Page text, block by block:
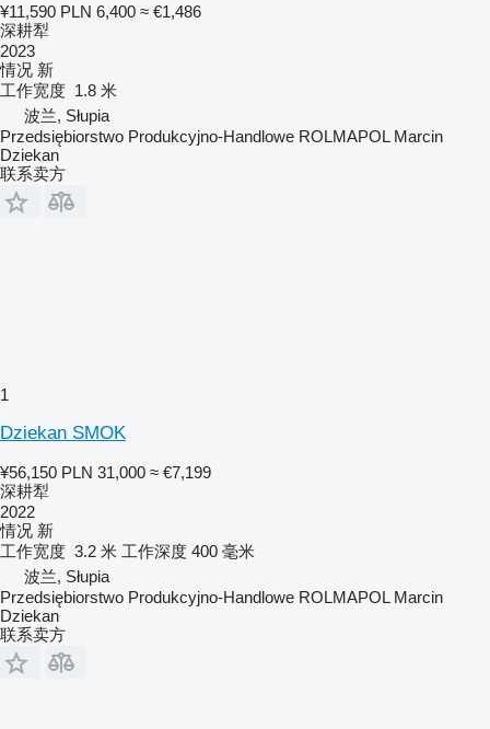
¥11,590 PLN 6,400 ≈ €1,486
深耕犁
2023
情况 新
工作宽度 1.8 米
波兰, Słupia
Przedsiębiorstwo Produkcyjno-Handlowe ROLMAPOL Marcin
Dziekan
联系卖方
1
Dziekan SMOK
¥56,150 PLN 31,000 ≈ €7,199
深耕犁
2022
情况 新
工作宽度 3.2 米 工作深度 400 毫米
波兰, Słupia
Przedsiębiorstwo Produkcyjno-Handlowe ROLMAPOL Marcin
Dziekan
联系卖方